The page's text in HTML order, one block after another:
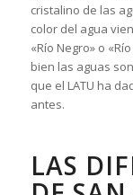
cristalino de las
color del agua
«Río Negro» o
bien las aguas
que el LATU ha
antes.
LAS